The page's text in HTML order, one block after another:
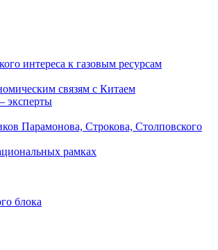
интереса к газовым ресурсам
связям с Китаем
эксперты
Парамонова, Строкова, Столповского
рамках
блока